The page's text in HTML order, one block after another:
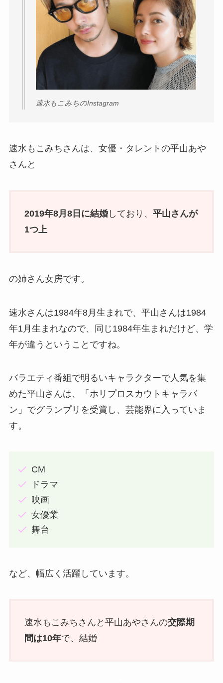
速水もこみちのInstagram
速水もこみちさんは、女優・タレントの平山あや
さんと
2019年8月8日に結婚しており、 平山さんが
1つ上
の姉さん女房です。
速水さんは1984年8月生まれで、平山さんは1984
年1月生まれなので、同じ1984年生まれだけど、学
年が違うということですね。
バラエティ番組で明るいキャラクターで人気を集
めた平山さんは、「ホリプロスカウトキャラバ
ン」でグランプリを受賞し、芸能界に入っていま
す。
CM
ドラマ
映画
女優業
舞台
など、幅広く活躍しています。
速水もこみちさんと平山あやさんの交際期
間は10年で、結婚